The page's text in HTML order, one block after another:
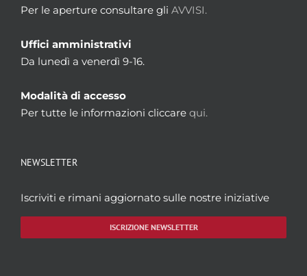
Per le aperture consultare gli AVVISI.
Uffici amministrativi
Da lunedì a venerdì 9-16.
Modalità di accesso
Per tutte le informazioni cliccare qui.
NEWSLETTER
Iscriviti e rimani aggiornato sulle nostre iniziative
ISCRIZIONE NEWSLETTER